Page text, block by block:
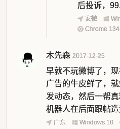
后投诉，
安徽
Chrome
木先森 2017-12-25
早就不玩微博了，
广告的牛皮鲜了，
发动态，然后一帮
机器人在后面跟帖造
广东 Windows 10